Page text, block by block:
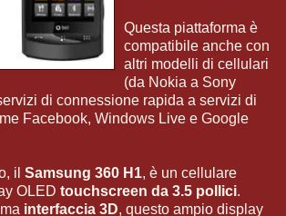
Questa piattaforma è
compatibile anche con
altri modelli di cellulari
(da Nokia a Sony
di connessione rapida a servizi di
Facebook, Windows Live e Google
il Samsung 360 H1, è un cellulare
OLED touchscreen da 3.5 pollici.
interfaccia 3D, questo ampio display